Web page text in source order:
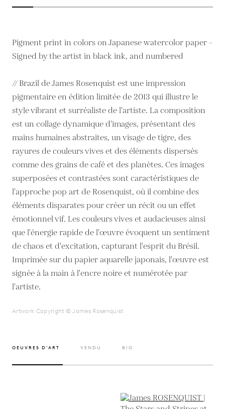
Pigment print in colors on Japanese watercolor paper -
Signed by the artist in black ink, and numbered
// Brazil de James Rosenquist est une impression
pigmentaire en édition limitée de 2013 qui illustre le
style vibrant et surréaliste de l'artiste. La composition
est un collage dynamique d'images, présentant des
mains humaines abstraites, un visage de tigre, des
rayures de couleurs vives et des éléments dispersés
comme des grains de café et des planètes. Ces images
superposées et contrastées sont caractéristiques de
l'approche pop art de Rosenquist, où il combine des
éléments disparates pour créer un récit ou un effet
émotionnel vif. Les couleurs vives et audacieuses ainsi
que l'énergie rapide de l'œuvre évoquent un sentiment
de chaos et d'excitation, capturant l'esprit du Brésil.
Imprimée sur du papier aquarelle japonais, l'œuvre est
signée à la main à l'encre noire et numérotée par
l'artiste.
Artwork Copyright © James Rosenquist
OEUVRES D’ART VENDU BIO